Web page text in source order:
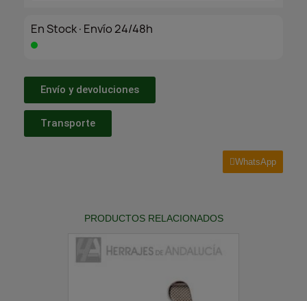
En Stock·Envío 24/48h
Envío y devoluciones
Transporte
WhatsApp
PRODUCTOS RELACIONADOS